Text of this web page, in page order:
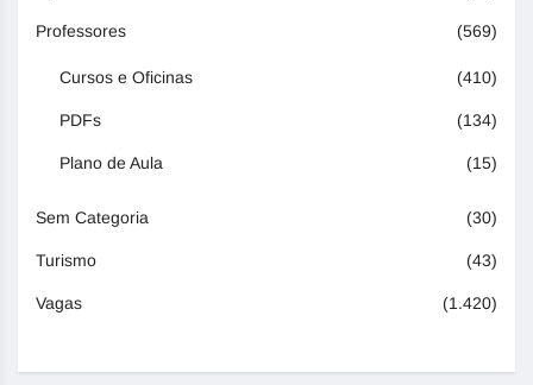
Professores (569)
Cursos e Oficinas (410)
PDFs (134)
Plano de Aula (15)
Sem Categoria (30)
Turismo (43)
Vagas (1.420)